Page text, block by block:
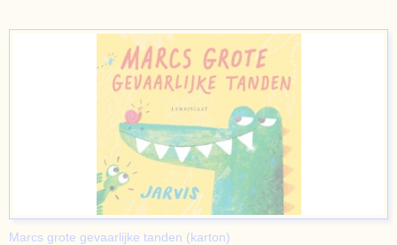
Marcs grote gevaarlijke tanden (karton)